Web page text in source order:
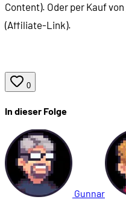
Content). Oder per Kauf von
(Affiliate-Link).
0
In dieser Folge
Gunnar